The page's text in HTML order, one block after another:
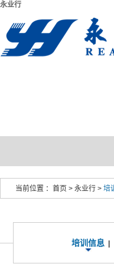
永业行
当前位置 ： 首页 > 永业行 > 培
培训信息